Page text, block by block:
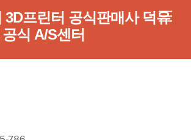
3D프린터 공식판매사 덕유
식 A/S센터